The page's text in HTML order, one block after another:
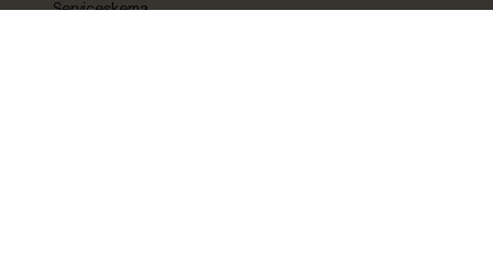
Serviceskema